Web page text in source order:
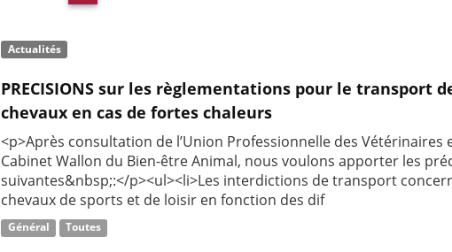
Actualités
PRECISIONS sur les règlementations pour le transport
chevaux en cas de fortes chaleurs
<p>Après consultation de l’Union Professionnelle des Vétérinaires
Cabinet Wallon du Bien-être Animal, nous voulons apporter les
suivantes&nbsp;:</p><ul><li>Les interdictions de transport
chevaux de sports et de loisir en fonction des dif
Général Toutes